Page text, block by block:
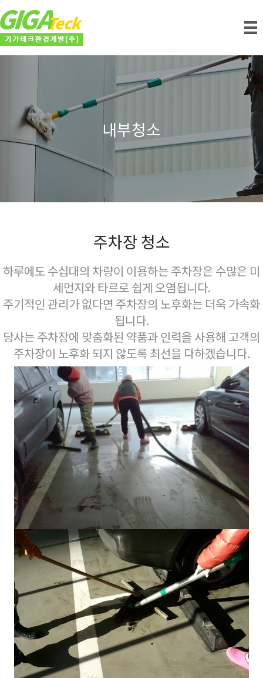
내부청소
주차장 청소
하루에도 수십대의 차량이 이용하는 주차장은 수많은 미
세먼지와 타르로 쉽게 오염됩니다.
주기적인 관리가 없다면 주차장의 노후화는 더욱 가속화
됩니다.
당사는 주차장에 맞춤화된 약품과 인력을 사용해 고객의
주차장이 노후화 되지 않도록 최선을 다하겠습니다.